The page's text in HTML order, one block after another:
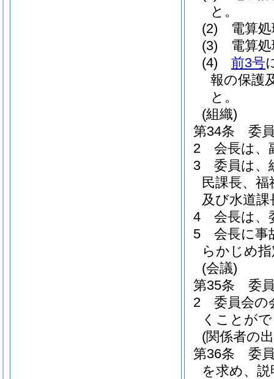
と。
(2)
電算
(3)
電算
(4)
前3号
報の保護
と。
(組織)
第34条
委
2
会長は、
3
委員は、
民課長、
及び水道
4
会長は、
5
会長に事
らかじめ
(会議)
第35条
委
2
委員会の
くことが
(関係者の
第36条
委
を求め、